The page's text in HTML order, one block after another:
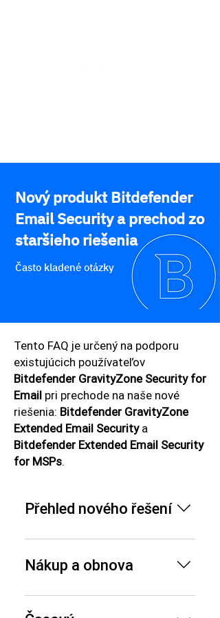
Často kladené otázky
Nový produkt Bitdefender
Email Security a prechod zo
staršieho riešenia
Tento FAQ je určený na podporu
existujúcich používateľov
Bitdefender GravityZone Security for
Email pri prechode na naše nové
riešenia: Bitdefender GravityZone
Extended Email Securitya
Bitdefender Extended Email Security
for MSPs.
Přehled nového řešení
Proč společnost Bitdefender
koupila Mesh Security? Akvizice
společnosti Mesh Security
umožňuje Bitdefenderu výrazně
rozšířit své možnosti v oblasti
Nákup a obnova
Kdy bude nové řešení k